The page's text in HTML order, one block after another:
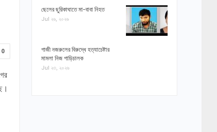
0
ছেলের ছুরিকাঘাতে মা-বাবা নিহত
Jul ২৬, ২০২৬
গাজী নজরুলের বিরুদ্ধে হত্যাচেষ্টার
মামলা নিজ গাড়িচালক
Jul ২৩, ২০২৬